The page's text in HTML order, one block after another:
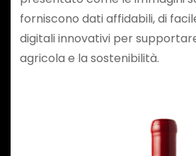
forniscono dati affidabili, di
digitali innovativi per
agricola e la sostenibilità.